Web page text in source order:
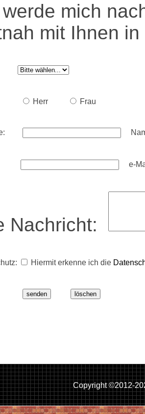
mich
mit Ihnen
Herr Frau
e-
Nachricht:
Hiermit erkenne ich die
Copyright ©2012-